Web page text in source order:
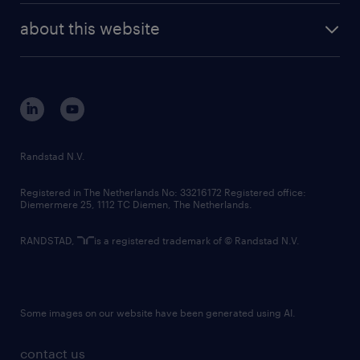
randstad digital
corporate governance
randstad innovation fund
country websites
about this website
contact us
Randstad N.V.
Registered in The Netherlands No: 33216172 Registered office:
Diemermere 25, 1112 TC Diemen, The Netherlands.
RANDSTAD, is a registered trademark of © Randstad N.V.
Some images on our website have been generated using AI.